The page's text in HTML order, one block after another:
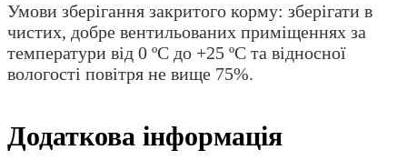
Умови зберігання закритого корму: зберігати в
чистих, добре вентильованих приміщеннях за
температури від 0 ºС до +25 ºС та відносної
вологості повітря не вище 75%.
Додаткова інформація